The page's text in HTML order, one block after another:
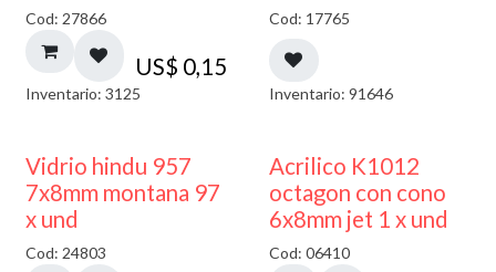
Cod: 27866
US$ 0,15
Inventario: 3125
Cod: 17765
Inventario: 91646
40% DESCUENTO
Vidrio hindu 957
7x8mm montana 97
x und
Cod: 24803
Acrilico K1012
octagon con cono
6x8mm jet 1 x und
Cod: 06410